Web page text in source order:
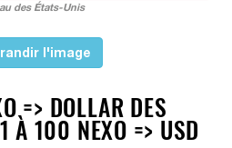
des États-Unis
l'image
=> DOLLAR DES
À 100 NEXO => USD